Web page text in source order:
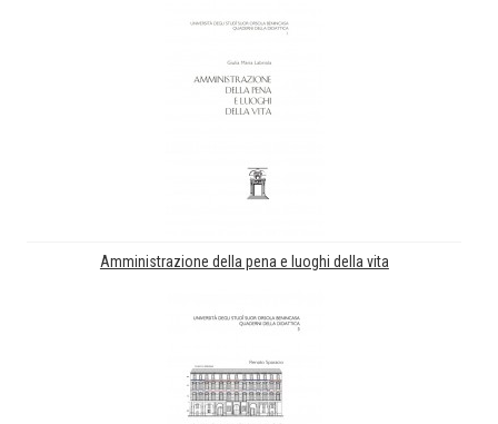
Amministrazione della pena e luoghi della vita